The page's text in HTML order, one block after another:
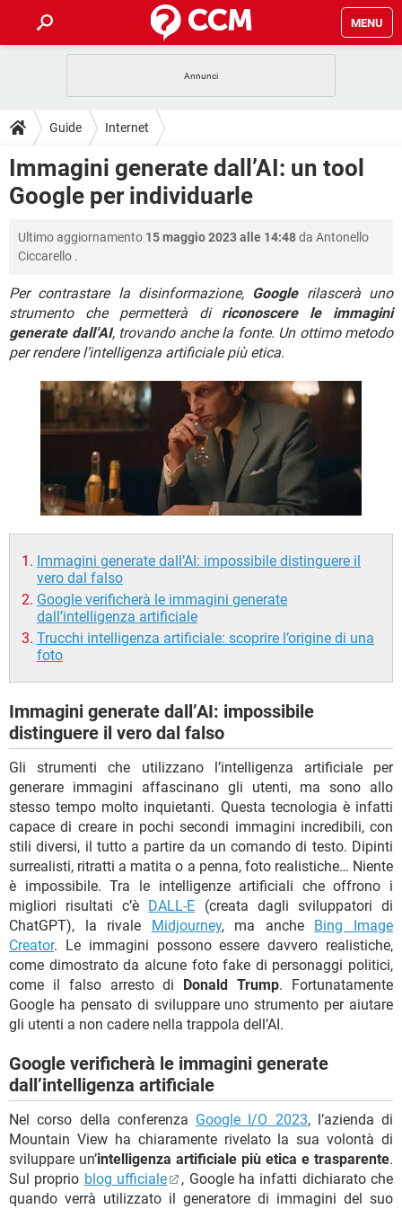
MENU
INTRATTENIMENTO
iOS WINDOWS 10
INSTAGRAM WHATSAPP
HARDWARE
GUIDE
COVID-19
INTRATTENIMENTO ANDROID
INSTAGRAM WHATSAPP
HARDWARE
DOWNLOAD
COVID-19 GAMING
iOS
INSTAGRAM WHATSAPP
TIKTOK FACEBOOK
HARDWARE
FORUM
COVID-19 GAMING
iOS WINDOWS 10
INSTAGRAM WHATSAPP
TIKTOK FACEBOOK
HARDWARE
GLOSSARIO
COVID-19 GAMING
INTRATTENIMENTO ANDROID
iOS WINDOWS 10
FACEBOOK
HARDWARE
Guide Internet
Immagini generate dall’AI: un tool
Google per individuarle
Ultimo aggiornamento 15 maggio 2023 alle 14:48da Antonello
Ciccarello .
Per contrastare la disinformazione, Googlerilascerà uno
strumento che permetterà di riconoscere le immagini
generate dall’AI, trovando anche la fonte. Un ottimo metodo
per rendere l’intelligenza artificiale più etica.
Immagini generate dall’AI: impossibile distinguere il
vero dal falso
Google verificherà le immagini generate
dall’intelligenza artificiale
Trucchi intelligenza artificiale: scoprire l’origine di una
foto
Immagini generate dall’AI: impossibile
distinguere il vero dal falso
Gli strumenti che utilizzano l’intelligenza artificiale per
generare immagini affascinano gli utenti, ma sono allo
stesso tempo molto inquietanti. Questa tecnologia è infatti
capace di creare in pochi secondi immagini incredibili, con
stili diversi, il tutto a partire da un comando di testo. Dipinti
surrealisti, ritratti a matita o a penna, foto realistiche… Niente
è impossibile. Tra le intelligenze artificiali che offrono i
migliori risultati c’è DALL-E (creata dagli sviluppatori di
ChatGPT), la rivale Midjourney, ma anche Bing Image
Creator. Le immagini possono essere davvero realistiche,
come dimostrato da alcune foto fake di personaggi politici,
come il falso arresto di Donald Trump. Fortunatamente
Google ha pensato di sviluppare uno strumento per aiutare
gli utenti a non cadere nella trappola dell’AI.
Google verificherà le immagini generate
dall’intelligenza artificiale
Nel corso della conferenza Google I/O 2023, l’azienda di
Mountain View ha chiaramente rivelato la sua volontà di
sviluppare un’intelligenza artificiale più etica e trasparente.
Sul proprio blog ufficiale
, Google ha infatti dichiarato che
quando verrà utilizzato il generatore di immagini del suo